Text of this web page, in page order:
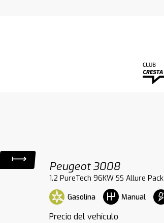
Peugeot 3008
1.2 PureTech 96KW SS Allure Pack
Gasolina
Manual
Precio del vehículo